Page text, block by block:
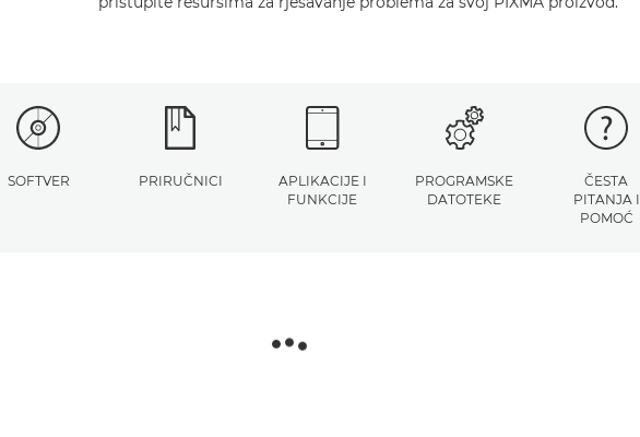
SOFTVER PRIRUČNICI
APLIKACIJE I
FUNKCIJE
PROGRAMSKE
DATOTEKE
ČESTA
PITANJA I
POMOĆ